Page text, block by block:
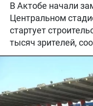
В Актобе начали
Центральном
стартует
тысяч зрителей,